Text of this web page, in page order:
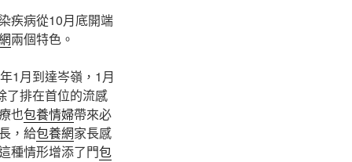
疾病從10月底開端
兩個特色。
1月到達岑嶺，1月
了排在首位的流感
也包養情婦帶來必
，給包養網家長感
種情形增添了門包